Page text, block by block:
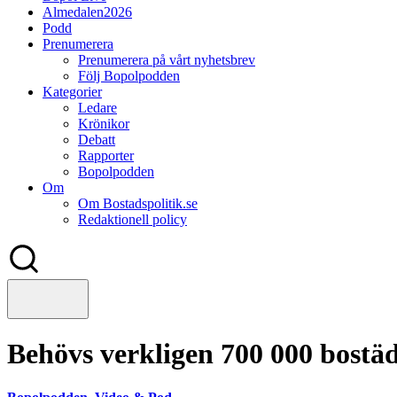
Almedalen2026
Podd
Prenumerera
Prenumerera på vårt nyhetsbrev
Följ Bopolpodden
Kategorier
Ledare
Krönikor
Debatt
Rapporter
Bopolpodden
Om
Om Bostadspolitik.se
Redaktionell policy
Behövs verkligen 700 000